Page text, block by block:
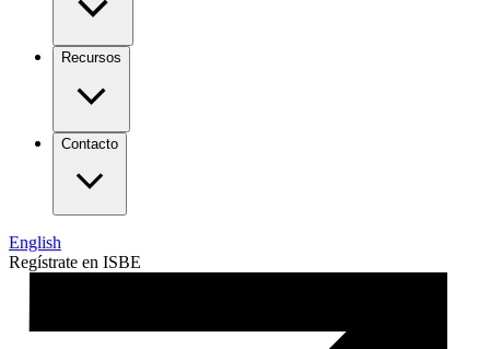
Recursos
Contacto
English
Regístrate en ISBE